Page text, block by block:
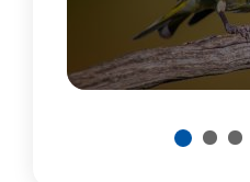
1 2 3